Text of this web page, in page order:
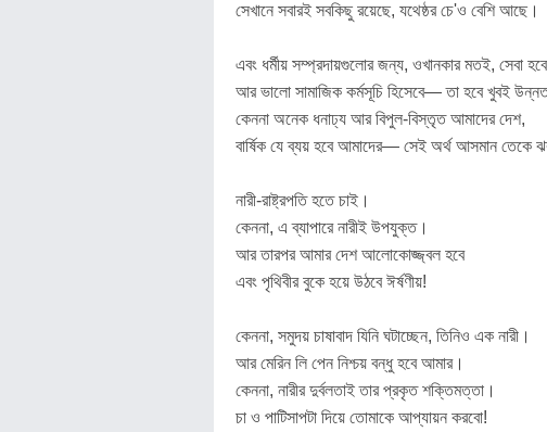
সেখানে সবারই সবকিছু রয়েছে, যথেষ্ঠর চে'ও বেশি আছে।
এবং ধর্মীয় সম্প্রদায়গুলোর জন্য, ওখানকার মতই, সেবা হবে
আর ভালো সামাজিক কর্মসূচি হিসেবে— তা হবে খুবই উন্নত
কেননা অনেক ধনাঢ্য আর বিপুল-বিস্তৃত আমাদের দেশ,
বার্ষিক যে ব্যয় হবে আমাদের— সেই অর্থ আসমান তেকে
নারী-রাষ্ট্রপতি হতে চাই।
কেননা, এ ব্যাপারে নারীই উপযুক্ত।
আর তারপর আমার দেশ আলোকোজ্জ্বল হবে
এবং পৃথিবীর বুকে হয়ে উঠবে ঈর্ষণীয়!
কেননা, সমুদয় চাষাবাদ যিনি ঘটাচ্ছেন, তিনিও এক নারী।
আর মেরিন লি পেন নিশ্চয় বন্ধু হবে আমার।
কেননা, নারীর দুর্বলতাই তার প্রকৃত শক্তিমত্তা।
চা ও পাটিসাপটা দিয়ে তোমাকে আপ্যায়ন করবো!